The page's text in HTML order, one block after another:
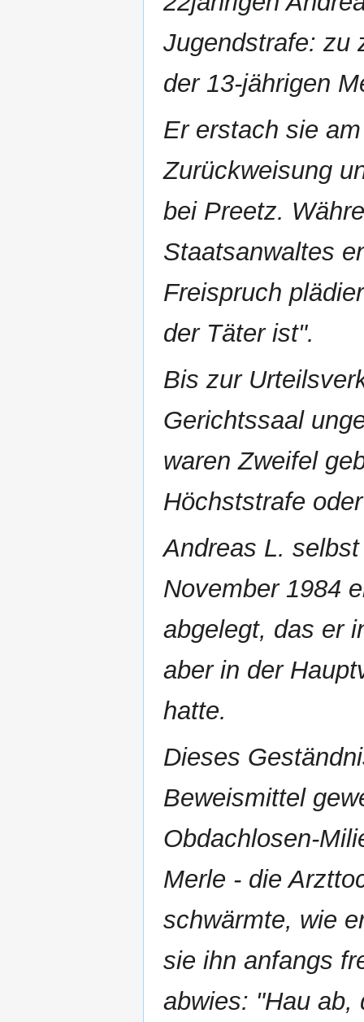
Jugendstrafe: zu
der 13-jährigen
Er erstach sie
Zurückweisung
bei Preetz.
Staatsanwaltes
Freispruch
der Täter ist".
Bis zur
Gerichtssaal
waren Zweifel
Höchststrafe
Andreas L.
November 1984
abgelegt, das er
aber in der
hatte.
Dieses
Beweismittel
Obdachlosen-
Merle - die
schwärmte, wie
sie ihn anfangs
abwies: "Hau ab,